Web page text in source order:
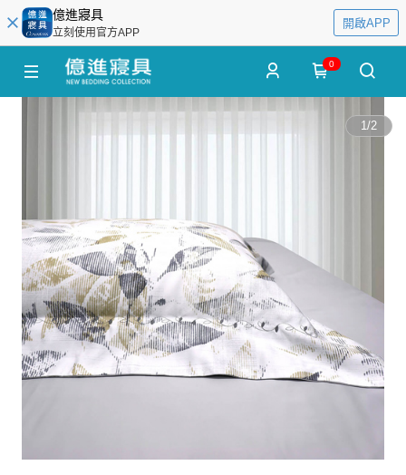
億進寢具
立刻使用官方APP
開啟APP
0
1/2